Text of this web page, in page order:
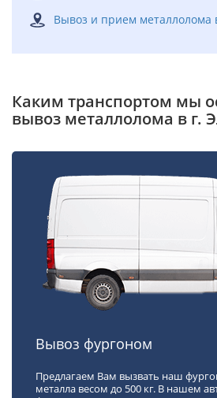
Вывоз и прием металлолома
Каким транспортом мы
вывоз металлолома в г.
Вывоз фургоном
Предлагаем Вам вызвать наш
металла весом до 500 кг. В нашем